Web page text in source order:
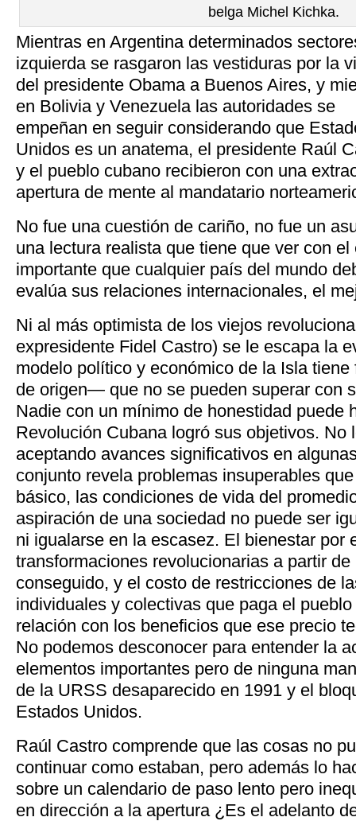
belga Michel Kichka.
Mientras en Argentina determinados
izquierda se rasgaron las vestiduras por la
del presidente Obama a Buenos Aires, y
en Bolivia y Venezuela las autoridades se
empeñan en seguir considerando que
Unidos es un anatema, el presidente Raúl
y el pueblo cubano recibieron con una
apertura de mente al mandatario
No fue una cuestión de cariño, no fue un
una lectura realista que tiene que ver con el
importante que cualquier país del mundo
evalúa sus relaciones internacionales, el
Ni al más optimista de los viejos
expresidente Fidel Castro) se le escapa la
modelo político y económico de la Isla
de origen— que no se pueden superar con
Nadie con un mínimo de honestidad puede
Revolución Cubana logró sus objetivos. No
aceptando avances significativos en
conjunto revela problemas insuperables
básico, las condiciones de vida del
aspiración de una sociedad no puede ser
ni igualarse en la escasez. El bienestar por
transformaciones revolucionarias a partir
conseguido, y el costo de restricciones de
individuales y colectivas que paga el
relación con los beneficios que ese precio
No podemos desconocer para entender la
elementos importantes pero de ninguna
de la URSS desaparecido en 1991 y el
Estados Unidos.
Raúl Castro comprende que las cosas no
continuar como estaban, pero además lo
sobre un calendario de paso lento pero
en dirección a la apertura ¿Es el adelanto